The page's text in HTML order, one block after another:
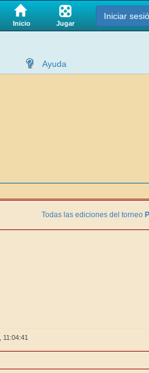
Inicio Jugar
Iniciar
Ayuda
Todas las ediciones del torneo
11:04:41